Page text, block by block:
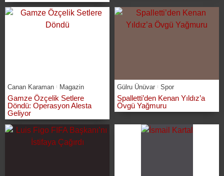
Canan Karaman Magazin
Gamze Özçelik Setlere
Döndü: Operasyon Alesta
Geliyor
Gülru Ünüvar Spor
Spalletti’den Kenan Yıldız’a
Övgü Yağmuru